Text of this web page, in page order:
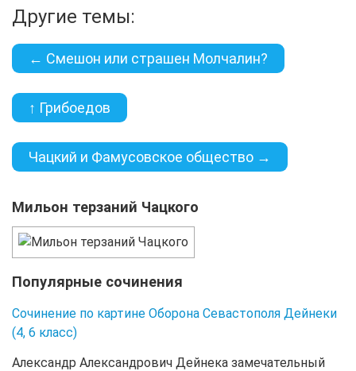
Другие темы:
← Смешон или страшен Молчалин?
↑ Грибоедов
Чацкий и Фамусовское общество →
Мильон терзаний Чацкого
Популярные сочинения
Сочинение по картине Оборона Севастополя Дейнеки
(4, 6 класс)
Александр Александрович Дейнека замечательный